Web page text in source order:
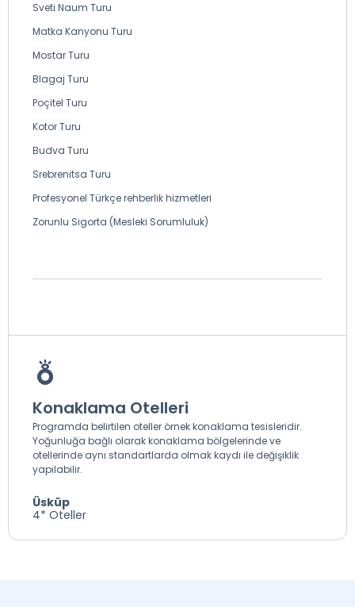
Sveti Naum Turu
Matka Kanyonu Turu
Mostar Turu
Blagaj Turu
Poçitel Turu
Kotor Turu
Budva Turu
Srebrenitsa Turu
Profesyonel Türkçe rehberlik hizmetleri
Zorunlu Sigorta (Mesleki Sorumluluk)
Konaklama Otelleri
Programda belirtilen oteller örnek konaklama tesisleridir.
Yoğunluğa bağlı olarak konaklama bölgelerinde ve
otellerinde aynı standartlarda olmak kaydı ile değişiklik
yapılabilir.
Üsküp
4* Oteller